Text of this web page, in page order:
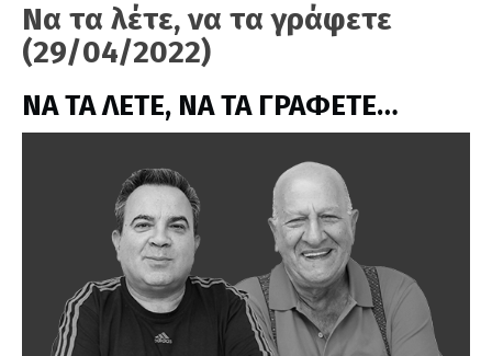
Να τα λέτε, να τα γράφετε
(29/04/2022)
ΝΑ ΤΑ ΛΕΤΕ, ΝΑ ΤΑ ΓΡΑΦΕΤΕ…